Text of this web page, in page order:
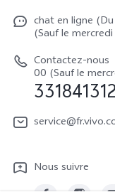
Y22s
Y35
Centre de services
Authentification IMEI
Prix des réparations
Demande de retour
Demande de retour
Manuel de l'utilisateur
La vie chez vivo
vivo netiquette
About Us
Centre de
chat en ligne
(Sauf le
Contactez-nous
00 (Sauf le
Nous suivre